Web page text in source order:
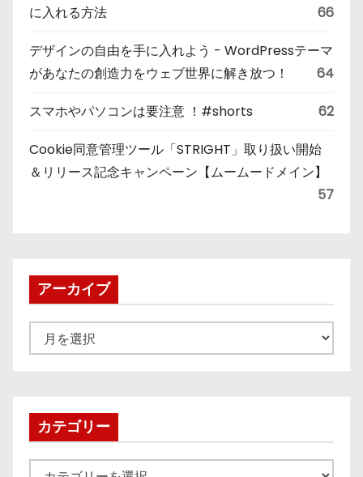
に入れる方法
66
デザインの自由を手に入れよう - WordPressテーマ
があなたの創造力をウェブ世界に解き放つ！
64
スマホやパソコンは要注意 ！#shorts 62
Cookie同意管理ツール「STRIGHT」取り扱い開始
＆リリース記念キャンペーン【ムームードメイン】
57
アーカイブ
ー
ブカテゴリー